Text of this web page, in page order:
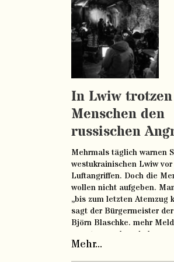
In Lwiw
Menschen den
russischen
Mehrmals täglich warnen
westukrainischen Lwiw vor
Luftangriffen. Doch die
wollen nicht aufgeben.
„bis zum letzten Atemzug
sagt der Bürgermeister
Björn Blaschke. mehr
www.tagesschau.de lesen
https://www.tagesschau.de/
Mehr...